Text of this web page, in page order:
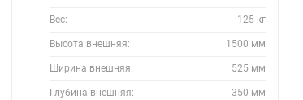
Вес: 125 кг
Высота внешняя: 1500 мм
Ширина внешняя: 525 мм
Глубина внешняя: 350 мм